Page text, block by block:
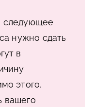
следующее
нужно сдать
в
этого,
вашего